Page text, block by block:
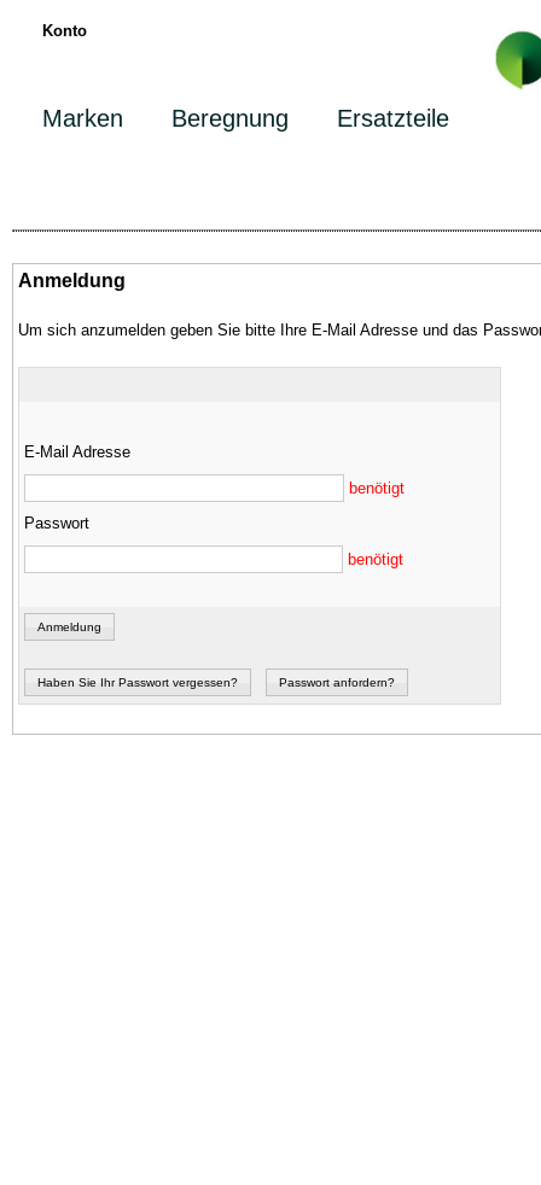
Konto
Marken Beregnung Ersatzteile
Anmeldung
Um sich anzumelden geben Sie bitte Ihre E-Mail Adresse und das
E-Mail Adresse
benötigt
Passwort
benötigt
Anmeldung
Haben Sie Ihr Passwort vergessen? Passwort anfordern?